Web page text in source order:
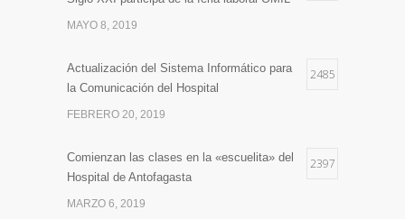
MAYO 8, 2019
Actualización del Sistema Informático para
la Comunicación del Hospital
2485
FEBRERO 20, 2019
Comienzan las clases en la «escuelita» del
Hospital de Antofagasta
2397
MARZO 6, 2019